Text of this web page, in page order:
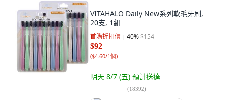
VITAHALO Daily New系列軟毛牙刷,
20支, 1組
首購折扣價 40%$154
$92
($4.60/1個)
明天 8/7 (五) 預計送達
(18392)